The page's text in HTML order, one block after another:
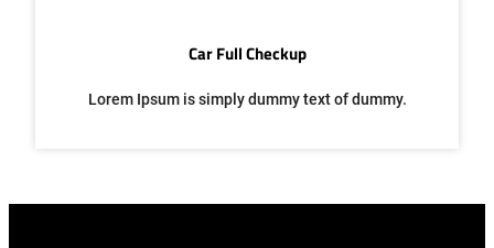
Car Full Checkup
Lorem Ipsum is simply dummy text of dummy.